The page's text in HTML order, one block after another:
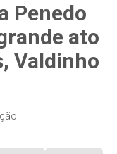
Penedo
ato
Valdinho